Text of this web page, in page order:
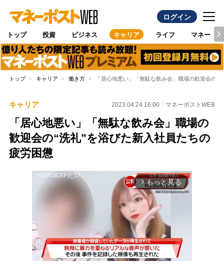
ログイン
トップ 投資 ビジネス キャリア ライフ マネー
トップ キャリア 働き方 「居心地悪い」「無駄な飲み会」職場の歓迎会の“
キャリア 2023.04.24 16:00 マネーポストWEB
「居心地悪い」「無駄な飲み会」職場の
歓迎会の“洗礼”を浴びた新入社員たちの
疲労困憊
arrow_forward_ios もっと見る